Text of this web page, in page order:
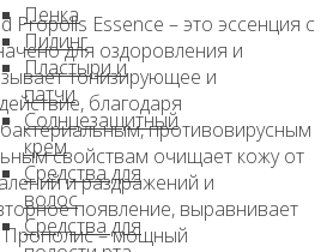
Пенка
Пилинг
Пластыри и
патчи
Солнцезащитный
крем
Средства для
волос
Средства для
Propolis Essence – это эссенция с
для оздоровления и
тонизирующее и
благодаря
противовирусным
свойствам очищает кожу от
и раздражений и
появление, выравнивает
Прополис – мощный